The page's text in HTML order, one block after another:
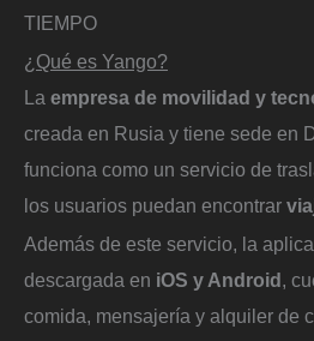
TIEMPO
¿Qué es Yango?
La empresa de movilidad y
creada en Rusia y tiene sede en
funciona como un servicio de
los usuarios puedan encontrar
Además de este servicio, la
descargada en iOS y Android ,
comida, mensajería y alquiler de